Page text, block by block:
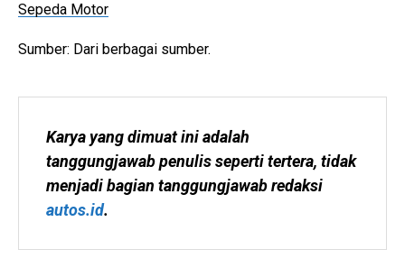
Sepeda Motor
Sumber: Dari berbagai sumber.
Karya yang dimuat ini adalah
tanggungjawab penulis seperti tertera, tidak
autos.id.